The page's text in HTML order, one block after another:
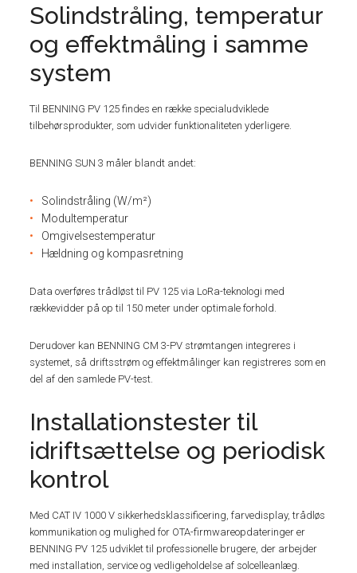
Solindstråling, temperatur
og effektmåling i samme
system
Til BENNING PV 125 findes en række specialudviklede
tilbehørsprodukter, som udvider funktionaliteten yderligere.
BENNING SUN 3 måler blandt andet:
Solindstråling (W/m²)
Modultemperatur
Omgivelsestemperatur
Hældning og kompasretning
Data overføres trådløst til PV 125 via LoRa-teknologi med
rækkevidder på op til 150 meter under optimale forhold.
Derudover kan BENNING CM 3-PV strømtangen integreres i
systemet, så driftsstrøm og effektmålinger kan registreres som en
del af den samlede PV-test.
Installationstester til
idriftsættelse og periodisk
kontrol
Med CAT IV 1000 V sikkerhedsklassificering, farvedisplay, trådløs
kommunikation og mulighed for OTA-firmwareopdateringer er
BENNING PV 125 udviklet til professionelle brugere, der arbejder
med installation, service og vedligeholdelse af solcelleanlæg.